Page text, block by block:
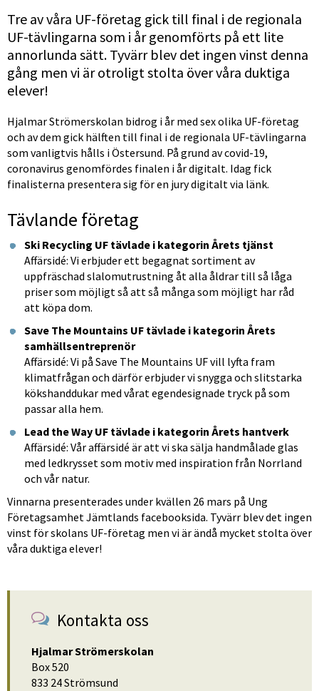
Tre av våra UF-företag gick till final i de regionala
UF-tävlingarna som i år genomförts på ett lite
annorlunda sätt. Tyvärr blev det ingen vinst denna
gång men vi är otroligt stolta över våra duktiga
elever!
Hjalmar Strömerskolan bidrog i år med sex olika UF-företag
och av dem gick hälften till final i de regionala UF-tävlingarna
som vanligtvis hålls i Östersund. På grund av covid-19,
coronavirus genomfördes finalen i år digitalt. Idag fick
finalisterna presentera sig för en jury digitalt via länk.
Tävlande företag
Ski Recycling UF tävlade i kategorin Årets tjänst
Affärsidé: Vi erbjuder ett begagnat sortiment av
uppfräschad slalomutrustning åt alla åldrar till så låga
priser som möjligt så att så många som möjligt har råd
att köpa dom.
Save The Mountains UF tävlade i kategorin Årets
samhällsentreprenör
Affärsidé: Vi på Save The Mountains UF vill lyfta fram
klimatfrågan och därför erbjuder vi snygga och slitstarka
kökshanddukar med vårat egendesignade tryck på som
passar alla hem.
Lead the Way UF tävlade i kategorin Årets hantverk
Affärsidé: Vår affärsidé är att vi ska sälja handmålade glas
med ledkrysset som motiv med inspiration från Norrland
och vår natur.
Vinnarna presenterades under kvällen 26 mars på Ung
Företagsamhet Jämtlands facebooksida. Tyvärr blev det ingen
vinst för skolans UF-företag men vi är ändå mycket stolta över
våra duktiga elever!
Kontakta oss
Hjalmar Strömerskolan
Box 520
833 24 Strömsund